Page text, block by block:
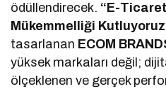
ödüllendirecek. “E-
Mükemmelliği
tasarlanan ECOM
yüksek markaları değil;
ölçeklenen ve gerçek